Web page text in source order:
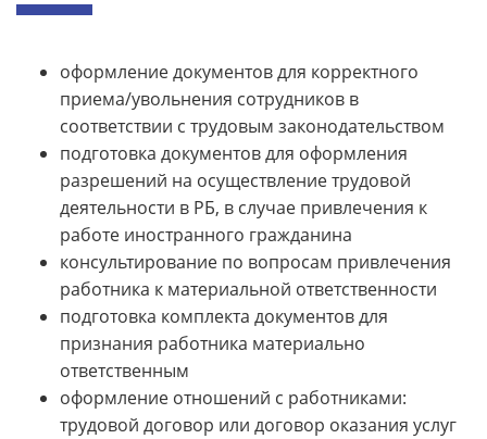
оформление документов для корректного
приема/увольнения сотрудников в
соответствии с трудовым законодательством
подготовка документов для оформления
разрешений на осуществление трудовой
деятельности в РБ, в случае привлечения к
работе иностранного гражданина
консультирование по вопросам привлечения
работника к материальной ответственности
подготовка комплекта документов для
признания работника материально
ответственным
оформление отношений с работниками:
трудовой договор или договор оказания услуг